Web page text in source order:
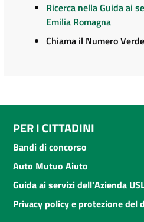
Ricerca nella Guida ai
Emilia Romagna
Chiama il Numero
PER I CITTADINI
Bandi di concorso
Auto Mutuo Aiuto
Guida ai servizi dell'Azienda
Privacy policy e protezione del